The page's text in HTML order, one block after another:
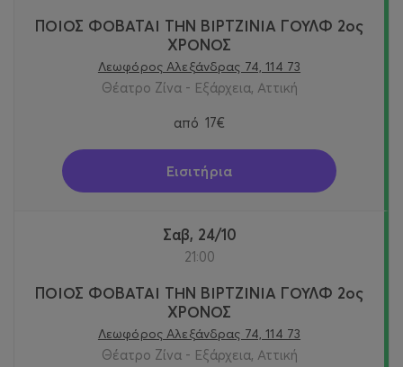
ΠΟΙΟΣ ΦΟΒΑΤΑΙ ΤΗΝ ΒΙΡΤΖΙΝΙΑ ΓΟΥΛΦ 2ος
ΧΡΟΝΟΣ
Λεωφόρος Αλεξάνδρας 74, 114 73
Θέατρο Ζίνα - Εξάρχεια, Αττική
από 17€
Εισιτήρια
Σαβ, 24/10
21:00
ΠΟΙΟΣ ΦΟΒΑΤΑΙ ΤΗΝ ΒΙΡΤΖΙΝΙΑ ΓΟΥΛΦ 2ος
ΧΡΟΝΟΣ
Λεωφόρος Αλεξάνδρας 74, 114 73
Θέατρο Ζίνα - Εξάρχεια, Αττική